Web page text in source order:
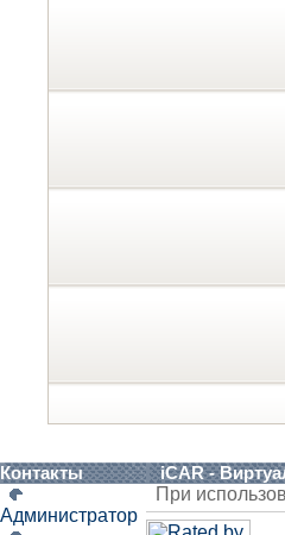
Контакты iCAR -
Администратор
При